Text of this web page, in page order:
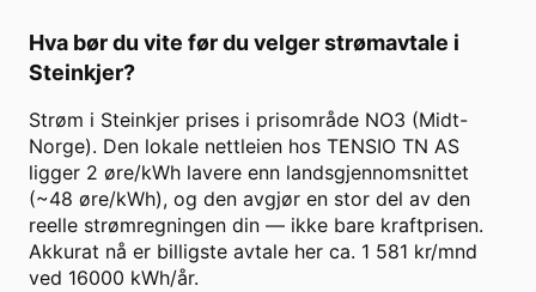
Hva bør du vite før du velger strømavtale i
Steinkjer?
Strøm i Steinkjer prises i prisområde NO3 (Midt-
Norge). Den lokale nettleien hos TENSIO TN AS
ligger 2 øre/kWh lavere enn landsgjennomsnittet
(~48 øre/kWh), og den avgjør en stor del av den
reelle strømregningen din — ikke bare kraftprisen.
Akkurat nå er billigste avtale her ca. 1 581 kr/mnd
ved 16000 kWh/år.